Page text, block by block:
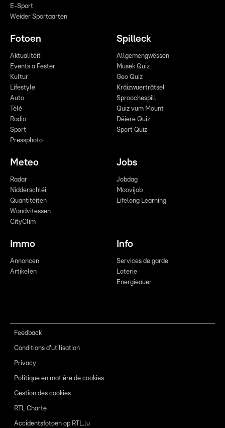
E-Sport
Weider Sportaarten
Fotoen
Aktualitéit
Events a Fester
Kultur
Lifestyle
Auto
Télé
Radio
Sport
Pressphoto
Spilleck
Allgemengwëssen
Musek Quiz
Geo Quiz
Kräizwuerträtsel
Sproochespill
Quiz vum Mount
Déiere Quiz
Sport Quiz
Meteo
Radar
Nidderschléi
Quantitéiten
Wandvitessen
CityClim
Jobs
Jobdag
Moovijob
Lifelong Learning
Immo
Annoncen
Artikelen
Info
Services de garde
Loterie
Energieauer
Feedback
Conditions d'utilisation
Privacy
Politique en matière de cookies
Gestion des cookies
RTL Charte
Accidentsfotoen op RTL.lu